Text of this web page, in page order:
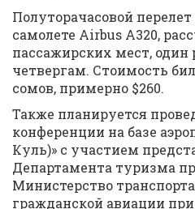
Полуторачасовой
самолете Airbus A320,
пассажирских мест, один
четвергам. Стоимость
сомов, примерно $260.
Также планируется
конференции на базе
Куль)» с участием
Департамента туризма
Министерство
гражданской авиации